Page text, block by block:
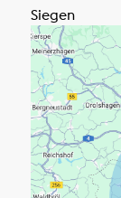
Siegen